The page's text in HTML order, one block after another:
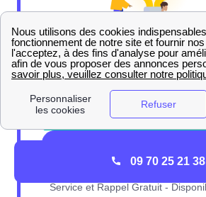
09 70 25 21 38